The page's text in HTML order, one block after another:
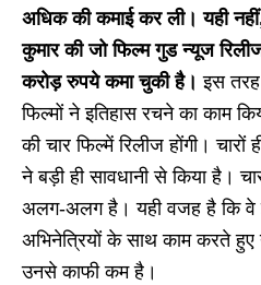
अधिक की कमाई कर ली। यही
कुमार की जो फिल्म गुड न्यूज
करोड़ रुपये कमा चुकी है। इस तरह
फिल्मों ने इतिहास रचने का काम
की चार फिल्में रिलीज होंगी। चारों
ने बड़ी ही सावधानी से किया है।
अलग-अलग है। यही वजह है कि वे
अभिनेत्रियों के साथ काम करते
उनसे काफी कम है।